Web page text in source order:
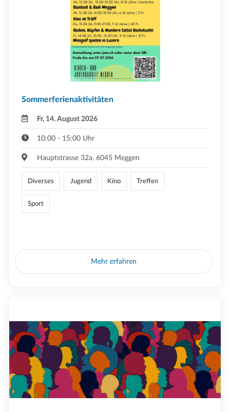
Sommerferienaktivitäten
Fr, 14. August 2026
10:00 - 15:00 Uhr
Hauptstrasse 32a, 6045 Meggen
Diverses Jugend Kino Treffen
Sport
Mehr erfahren